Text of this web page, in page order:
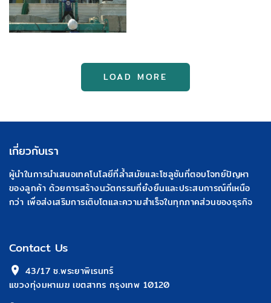
Ogard ประชาชื่น
Single house
LOAD MORE
เกี่ยวกับเรา
ผู้นำในการนำเสนอเทคโนโลยีที่ล้ำสมัยและโซลูชันที่ตอบโจทย์ปัญหา
ของลูกค้า ด้วยการสร้างนวัตกรรมที่ยั่งยืนและประสบการณ์ที่เหนือ
กว่า เพื่อส่งเสริมการเติบโตและความสำเร็จในทุกภาคส่วนของธุรกิจ
Contact Us
43/17 ซ.พระยาพิเรนทร์
แขวงทุ่งมหาเมฆ เขตสาทร กรุงเทพ 10120